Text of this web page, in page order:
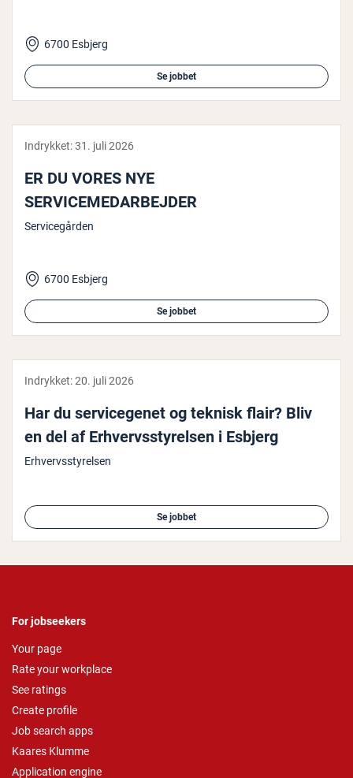
6700 Esbjerg
Se jobbet
Indrykket:31. juli 2026
ER DU VORES NYE
SERVICEMEDARBEJDER
Servicegården
6700 Esbjerg
Se jobbet
Indrykket:20. juli 2026
Har du ser­vi­ce­ge­net og teknisk flair? Bliv
en del af Er­hvervs­sty­rel­sen i Esbjerg
Erhvervsstyrelsen
Se jobbet
For jobseekers
Your page
Rate your workplace
See ratings
Create profile
Job search apps
Kaares Klumme
Application engine